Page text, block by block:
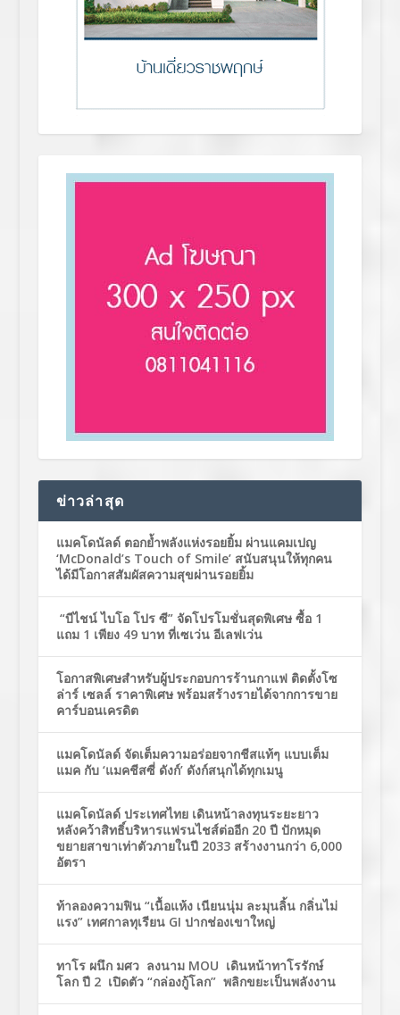
ข่าวล่าสุด
แมคโดนัลด์ ตอกย้ำพลังแห่งรอยยิ้ม ผ่านแคมเปญ
‘McDonald’s Touch of Smile’ สนับสนุนให้ทุกคน
ได้มีโอกาสสัมผัสความสุขผ่านรอยยิ้ม
“บีไชน์ ไบโอ โปร ซี” จัดโปรโมชั่นสุดพิเศษ ซื้อ 1
แถม 1 เพียง 49 บาท ที่เซเว่น อีเลฟเว่น
โอกาสพิเศษสำหรับผู้ประกอบการร้านกาแฟ ติดตั้งโซ
ล่าร์ เซลล์ ราคาพิเศษ พร้อมสร้างรายได้จากการขาย
คาร์บอนเครดิต
แมคโดนัลด์ จัดเต็มความอร่อยจากชีสแท้ๆ แบบเต็ม
แมค กับ ‘แมคชีสซี่ ดังก์’ ดังก์สนุกได้ทุกเมนู
แมคโดนัลด์ ประเทศไทย เดินหน้าลงทุนระยะยาว
หลังคว้าสิทธิ์บริหารแฟรนไชส์ต่ออีก 20 ปี ปักหมุด
ขยายสาขาเท่าตัวภายในปี 2033 สร้างงานกว่า 6,000
อัตรา
ท้าลองความฟิน “เนื้อแห้ง เนียนนุ่ม ละมุนลิ้น กลิ่นไม่
แรง” เทศกาลทุเรียน GI ปากช่องเขาใหญ่
ทาโร ผนึก มศว ลงนาม MOU เดินหน้าทาโรรักษ์
โลก ปี 2 เปิดตัว “กล่องกู้โลก” พลิกขยะเป็นพลังงาน